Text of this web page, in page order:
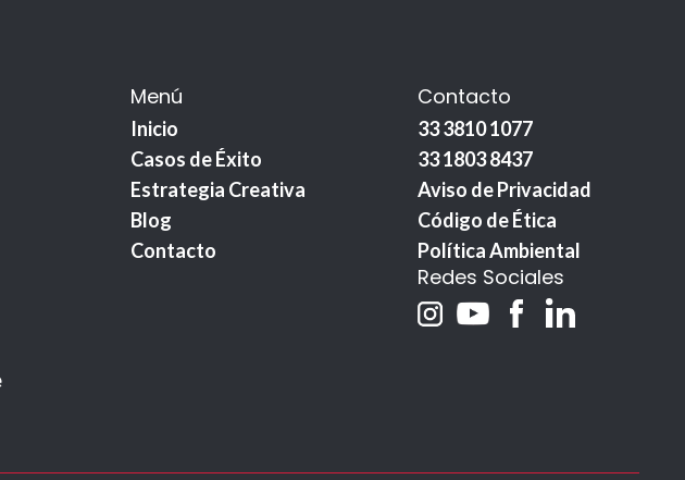
Menú
Inicio
Casos de Éxito
Estrategia Creativa
Blog
Contacto
Contacto
33 3810 1077
33 1803 8437
Aviso de Privacidad
Código de Ética
Política Ambiental
Redes Sociales